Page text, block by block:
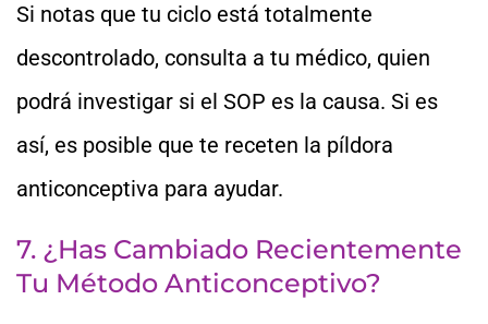
Si notas que tu ciclo está totalmente
descontrolado, consulta a tu médico, quien
podrá investigar si el SOP es la causa. Si es
así, es posible que te receten la píldora
anticonceptiva para ayudar.
7. ¿Has Cambiado Recientemente
Tu Método Anticonceptivo?